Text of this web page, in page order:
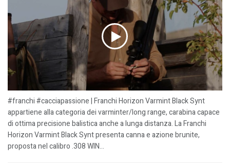
#franchi #cacciapassione | Franchi Horizon Varmint Black Synt
appartiene alla categoria dei varminter/long range, carabina capace
di ottima precisione balistica anche a lunga distanza. La Franchi
Horizon Varmint Black Synt presenta canna e azione brunite,
proposta nel calibro .308 WIN...